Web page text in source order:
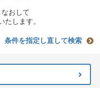
おして
たします。
条件を指定し直して検索